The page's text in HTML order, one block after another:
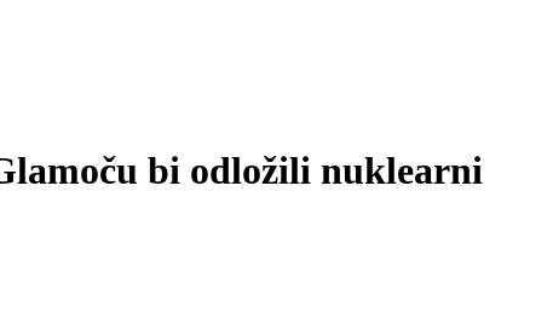
bi odložili nuklearni